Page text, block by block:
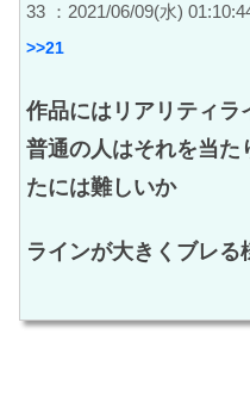
33 ：2021/06/09(水)
>>21
作品にはリアリティラ
普通の人はそれを当た
たには難しいか
ラインが大きくブレ